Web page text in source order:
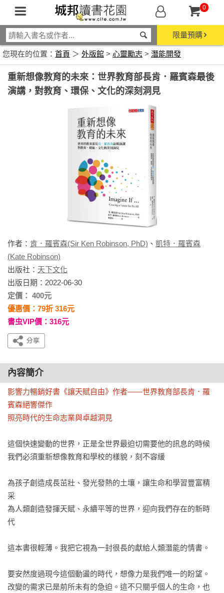
0
限量預購
您現在的位置： 首頁 ＞ 外版館 > 心靈勵志 > 潛能開發
重新想像教育的未來：世界教育部長肯．羅賓森最後
演講，對教育、環保、文化的深刻洞見
作者： 肯．羅賓森(Sir Ken Robinson, PhD) 、 凱特．羅賓森
(Kate Robinson)
出版社： 天下文化
出版日期：2022-06-30
定價： 400元
優惠價：79折 316元
書虫VIP價：316元
內容簡介
影響力暢銷好書《讓天賦自由》作者——世界教育部長肯．羅
賓森絕響傑作
照亮時代的生命志業與卓越洞見
這個快速變動的世界，正是全世界最迫切需要他的訊息的時候
我們必須重新想像教育和學校的樣貌，刻不容緩
為孩子創造成長茁壯、發光發熱的土壤，讓生命和學習豐富精
采
為人類創造發揮天賦、永續平等的世界，迎向我們存在的新時
代
這本書很輕薄。我把它視為一封很長的獻給人類潛能的情書。
要安然度過現今這個動盪的時代，想像力是我們唯一的盼望。
改變的需求已是前所未有的急迫。這不只關乎個人的生命，也